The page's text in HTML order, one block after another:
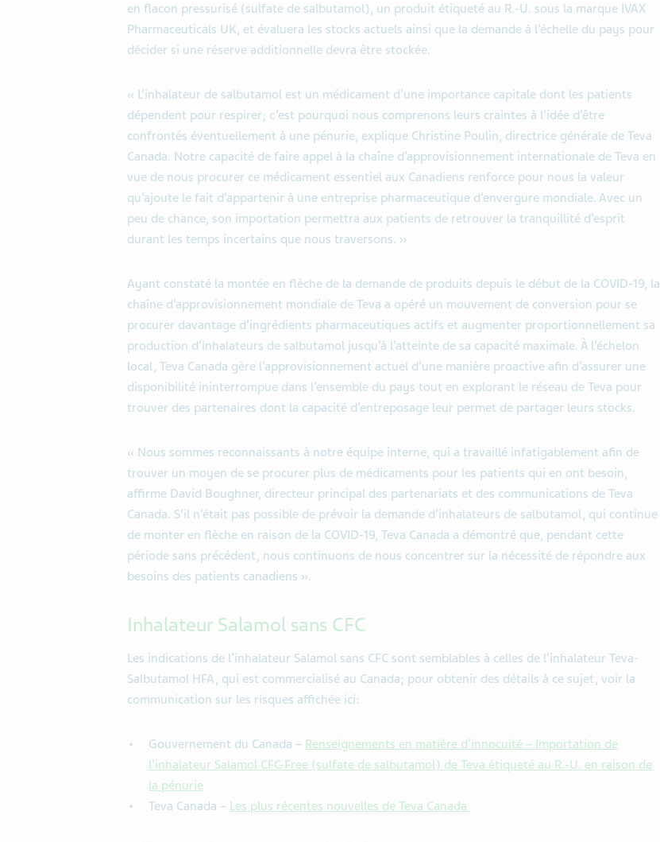
en flacon pressurisé (sulfate de salbutamol), un produit étiqueté au R.-U. sous la marque IVAX
Pharmaceuticals UK, et évaluera les stocks actuels ainsi que la demande à l’échelle du pays pour
décider si une réserve additionnelle devra être stockée.
« L’inhalateur de salbutamol est un médicament d’une importance capitale dont les patients
dépendent pour respirer; c’est pourquoi nous comprenons leurs craintes à l’idée d’être
confrontés éventuellement à une pénurie, explique Christine Poulin, directrice générale de Teva
Canada. Notre capacité de faire appel à la chaîne d’approvisionnement internationale de Teva en
vue de nous procurer ce médicament essentiel aux Canadiens renforce pour nous la valeur
qu’ajoute le fait d’appartenir à une entreprise pharmaceutique d’envergure mondiale. Avec un
peu de chance, son importation permettra aux patients de retrouver la tranquillité d’esprit
durant les temps incertains que nous traversons. »
Ayant constaté la montée en flèche de la demande de produits depuis le début de la COVID-19, la
chaîne d’approvisionnement mondiale de Teva a opéré un mouvement de conversion pour se
procurer davantage d’ingrédients pharmaceutiques actifs et augmenter proportionnellement sa
production d’inhalateurs de salbutamol jusqu’à l’atteinte de sa capacité maximale. À l’échelon
local, Teva Canada gère l’approvisionnement actuel d’une manière proactive afin d’assurer une
disponibilité ininterrompue dans l’ensemble du pays tout en explorant le réseau de Teva pour
trouver des partenaires dont la capacité d’entreposage leur permet de partager leurs stocks.
« Nous sommes reconnaissants à notre équipe interne, qui a travaillé infatigablement afin de
trouver un moyen de se procurer plus de médicaments pour les patients qui en ont besoin,
affirme David Boughner, directeur principal des partenariats et des communications de Teva
Canada. S’il n’était pas possible de prévoir la demande d’inhalateurs de salbutamol, qui continue
de monter en flèche en raison de la COVID-19, Teva Canada a démontré que, pendant cette
période sans précédent, nous continuons de nous concentrer sur la nécessité de répondre aux
besoins des patients canadiens ».
Inhalateur Salamol sans CFC
Les indications de l’inhalateur Salamol sans CFC sont semblables à celles de l’inhalateur Teva-
Salbutamol HFA, qui est commercialisé au Canada; pour obtenir des détails à ce sujet, voir la
communication sur les risques affichée ici:
Gouvernement du Canada – Renseignements en matière d’innocuité – Importation de
l’inhalateur Salamol CFC-Free (sulfate de salbutamol) de Teva étiqueté au R.-U. en raison de
la pénurie
Teva Canada – Les plus récentes nouvelles de Teva Canada